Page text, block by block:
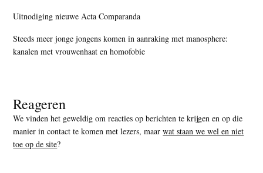
Uitnodiging nieuwe Acta Comparanda
Steeds meer jonge jongens komen in aanraking met manosphere:
kanalen met vrouwenhaat en homofobie
Reageren
We vinden het geweldig om reacties op berichten te krijgen en op die
manier in contact te komen met lezers, maarwat staan we wel en niet
toe op de site?